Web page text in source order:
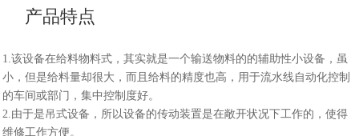
产品特点
1.该设备在给料物料式，其实就是一个输送物料的的辅助性小设备，虽
小，但是给料量却很大，而且给料的精度也高，用于流水线自动化控制
的车间或部门，集中控制度好。
2.由于是吊式设备，所以设备的传动装置是在敞开状况下工作的，使得
维修工作方便。